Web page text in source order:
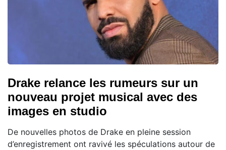
Drake relance les rumeurs sur un
nouveau projet musical avec des
images en studio
De nouvelles photos de Drake en pleine session
d’enregistrement ont ravivé les spéculations autour de